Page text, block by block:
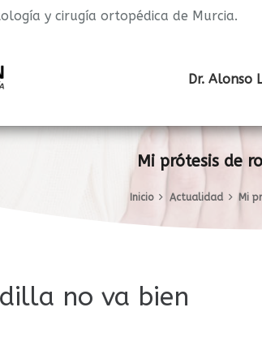
y cirugía ortopédica de Murcia.
Dr. Alonso
Mi prótesis de
Inicio Actualidad Mi
no va bien